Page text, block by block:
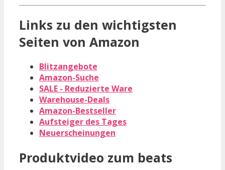
Links zu den wichtigsten
Seiten von Amazon
Blitzangebote
Amazon-Suche
SALE - Reduzierte Ware
Warehouse-Deals
Amazon-Bestseller
Aufsteiger des Tages
Neuerscheinungen
Produktvideo zum beats